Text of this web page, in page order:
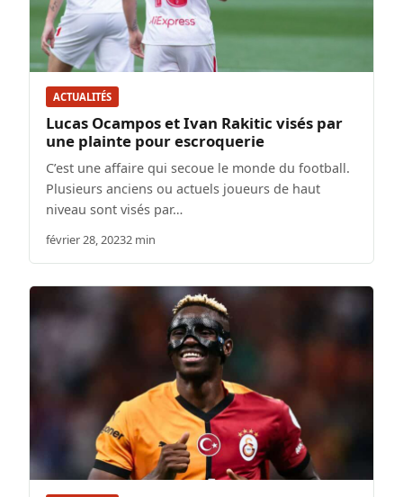
ACTUALITÉS
Lucas Ocampos et Ivan Rakitic visés par
une plainte pour escroquerie
C’est une affaire qui secoue le monde du football.
Plusieurs anciens ou actuels joueurs de haut
niveau sont visés par…
février 28, 20232 min